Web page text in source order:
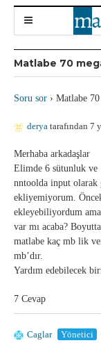
Matlabe 70
Soru sor › Matlabe
derya tarafından 7
Merhaba arkadaşlar
Elimde 6 sütunluk
nntoolda input olarak
ekliyemiyorum.
ekleyebiliyordum
var mı acaba?
matlabe kaç mb lik
mb’dır.
Yardım edebilecek
7 Cevap
Caglar Yönetici